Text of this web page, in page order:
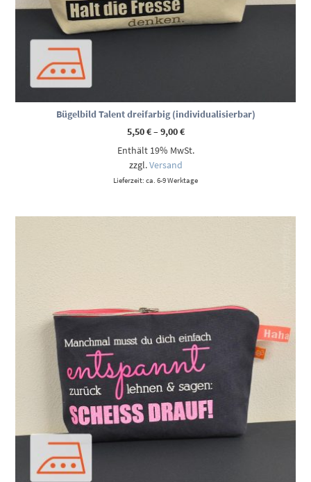
Bügelbild Talent dreifarbig (individualisierbar)
5,50€–9,00€Preisspanne:
bis
Enthält 19% MwSt.
zzgl.Versand
Lieferzeit: ca. 6-9 Werktage